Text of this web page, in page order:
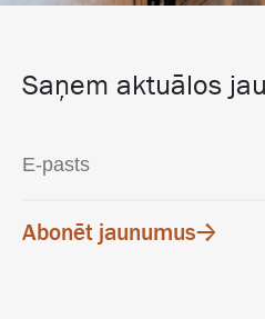
Saņem aktuālos
Abonēt jaunumus